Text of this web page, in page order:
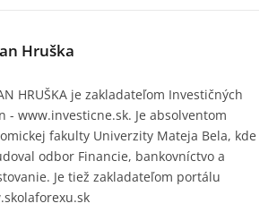
Hruška
HRUŠKA je zakladateľom Investičných
- www.investicne.sk. Je absolventom
fakulty Univerzity Mateja Bela, kde
odbor Financie, bankovníctvo a
Je tiež zakladateľom portálu